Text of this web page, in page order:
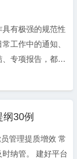
主生活会发言提
原因分析、整改措
节省大量整理时
总结范文，既包
、问题分析，又
点提炼，数据化
服力；政府公文
党政机关公文处
前行，以实绩回
中可搭配“守正
显担当”“立足岗
实效” 等金句突
案中则适合用
表述强化执行
、述职类、方案
，方便大家直接
有极强的规范性
工作中的通知、
专项报告，都需
与格式标准，这
力提出了更高要
贴合最新政策文
述需有权威依
标题、字号、行
纲30例
管理提质增效 常
建好平台